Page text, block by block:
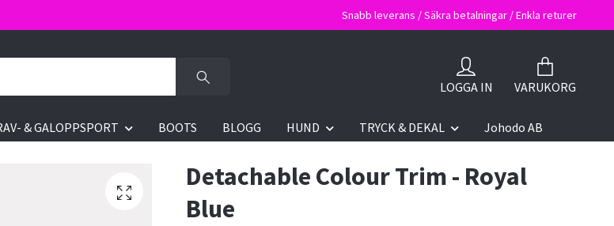
Snabb leverans / Säkra betalningar / Enkla returer
LOGGA IN VARUKORG
& GALOPPSPORT BOOTS BLOGG HUND TRYCK & DEKAL Johodo AB
Detachable Colour Trim - Royal
Blue